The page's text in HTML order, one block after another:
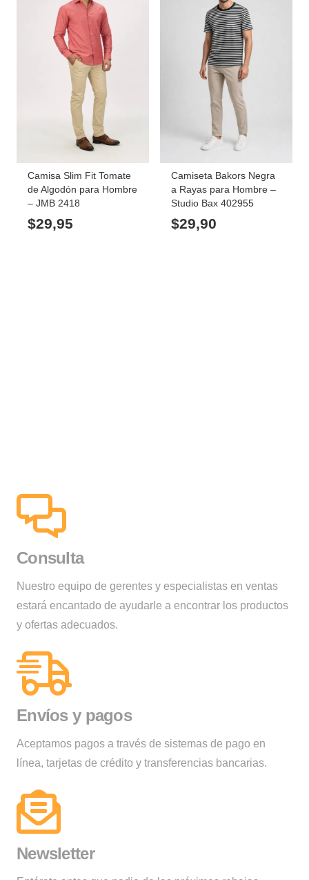
Camisa Slim Fit Tomate
de Algodón para Hombre
– JMB 2418
$29,95
Camiseta Bakors Negra
a Rayas para Hombre –
Studio Bax 402955
$29,90
Consulta
Nuestro equipo de gerentes y especialistas en ventas
estará encantado de ayudarle a encontrar los productos
y ofertas adecuados.
Envíos y pagos
Aceptamos pagos a través de sistemas de pago en
línea, tarjetas de crédito y transferencias bancarias.
Newsletter